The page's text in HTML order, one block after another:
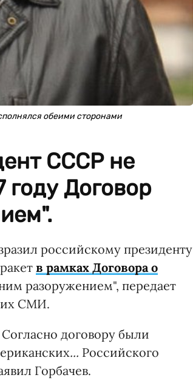
обеими сторонами
СССР не
году Договор
российскому президенту
в рамках Договора о
разоружением", передает
СМИ.
договору были
... Российского
Горбачев.